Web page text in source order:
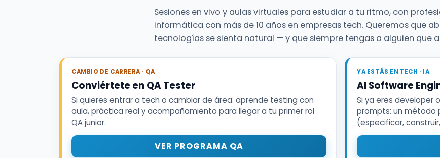
Sesiones en vivo y aulas virtuales para estudiar a tu ritmo, con
informática con más de 10 años en empresas tech. Queremos que
tecnologías se sienta natural — y que siempre tengas a alguien que
CAMBIO DE CARRERA · QA
Conviértete en QA Tester
Si quieres entrar a tech o cambiar de área: aprende testing con
aula, práctica real y acompañamiento para llegar a tu primer rol
QA junior.
VER PROGRAMA QA
YA ESTÁS EN TECH · IA
AI Software
Si ya eres developer
prompts: un método
(especificar,